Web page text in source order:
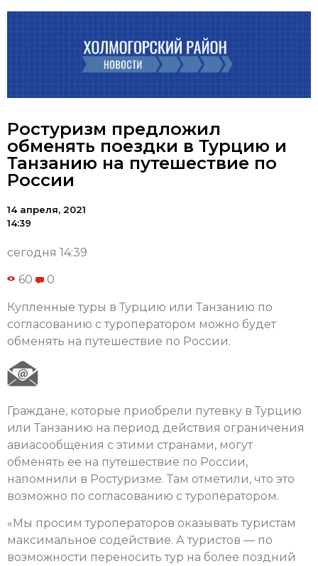
Ростуризм предложил
обменять поездки в Турцию и
Танзанию на путешествие по
России
14 апреля, 2021
14:39
сегодня 14:39
60 0
Купленные туры в Турцию или Танзанию по
согласованию с туроператором можно будет
обменять на путешествие по России.
Граждане, которые приобрели путевку в Турцию
или Танзанию на период действия ограничения
авиасообщения с этими странами, могут
обменять ее на путешествие по России,
напомнили в Ростуризме. Там отметили, что это
возможно по согласованию с туроператором.
«Мы просим туроператоров оказывать туристам
максимальное содействие. А туристов — по
возможности переносить тур на более поздний